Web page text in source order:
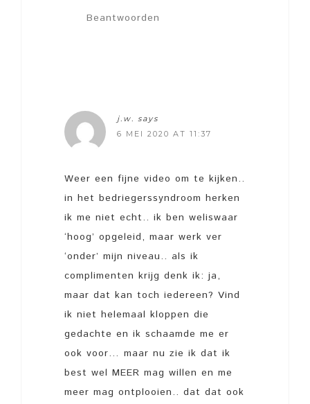
Beantwoorden
j.w. says
6 MEI 2020 AT 11:37
Weer een fijne video om te kijken..
in het bedriegerssyndroom herken
ik me niet echt.. ik ben weliswaar
‘hoog’ opgeleid, maar werk ver
‘onder’ mijn niveau.. als ik
complimenten krijg denk ik: ja,
maar dat kan toch iedereen? Vind
ik niet helemaal kloppen die
gedachte en ik schaamde me er
ook voor… maar nu zie ik dat ik
best wel MEER mag willen en me
meer mag ontplooien.. dat dat ook